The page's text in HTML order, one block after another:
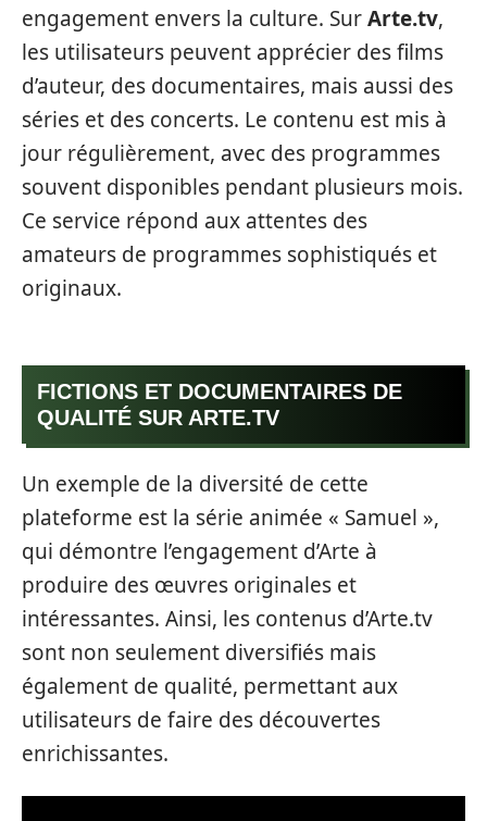
engagement envers la culture. SurArte.tv,
les utilisateurs peuvent apprécier des films
d’auteur, des documentaires, mais aussi des
séries et des concerts. Le contenu est mis à
jour régulièrement, avec des programmes
souvent disponibles pendant plusieurs mois.
Ce service répond aux attentes des
amateurs de programmes sophistiqués et
originaux.
FICTIONS ET DOCUMENTAIRES DE
QUALITÉ SUR ARTE.TV
Un exemple de la diversité de cette
plateforme est la série animée « Samuel »,
qui démontre l’engagement d’Arte à
produire des œuvres originales et
intéressantes. Ainsi, les contenus d’Arte.tv
sont non seulement diversifiés mais
également de qualité, permettant aux
utilisateurs de faire des découvertes
enrichissantes.